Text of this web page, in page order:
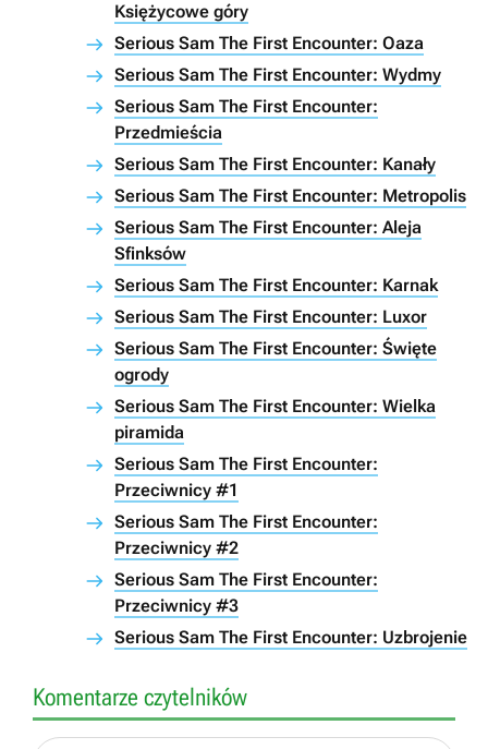
Księżycowe góry
Serious Sam The First Encounter: Oaza
Serious Sam The First Encounter: Wydmy
Serious Sam The First Encounter:
Przedmieścia
Serious Sam The First Encounter: Kanały
Serious Sam The First Encounter: Metropolis
Serious Sam The First Encounter: Aleja
Sfinksów
Serious Sam The First Encounter: Karnak
Serious Sam The First Encounter: Luxor
Serious Sam The First Encounter: Święte
ogrody
Serious Sam The First Encounter: Wielka
piramida
Serious Sam The First Encounter:
Przeciwnicy #1
Serious Sam The First Encounter:
Przeciwnicy #2
Serious Sam The First Encounter:
Przeciwnicy #3
Serious Sam The First Encounter: Uzbrojenie
Komentarze czytelników